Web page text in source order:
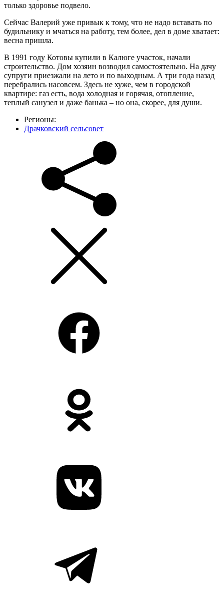
только здоровье подвело.
Сейчас Валерий уже привык к тому, что не надо вставать по
будильнику и мчаться на работу, тем более, дел в доме хватает:
весна пришла.
В 1991 году Котовы купили в Калюге участок, начали
строительство. Дом хозяин возводил самостоятельно. На дачу
супруги приезжали на лето и по выходным. А три года назад
перебрались насовсем. Здесь не хуже, чем в городской
квартире: газ есть, вода холодная и горячая, отопление,
теплый санузел и даже банька – но она, скорее, для души.
Регионы:
Драчковский сельсовет